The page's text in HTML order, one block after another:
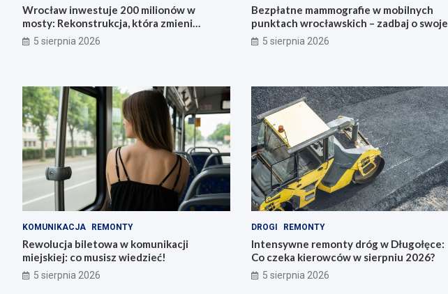
Wrocław inwestuje 200 milionów w
mosty: Rekonstrukcja, która zmieni
miasto!
5 sierpnia 2026
Bezpłatne mammografie w mobilnych
punktach wrocławskich – zadbaj o swoje
zdrowie!
5 sierpnia 2026
KOMUNIKACJA REMONTY
Rewolucja biletowa w komunikacji
miejskiej: co musisz wiedzieć!
5 sierpnia 2026
DROGI REMONTY
Intensywne remonty dróg w Długołęce:
Co czeka kierowców w sierpniu 2026?
5 sierpnia 2026